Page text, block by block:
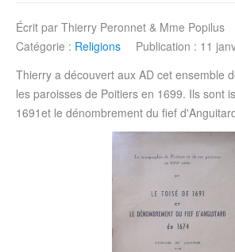
Écrit par Thierry Peronnet & Mme Popilus
Catégorie : Religions
Publication : 11
Thierry a découvert aux AD cet ensemble
les paroisses de Poitiers en 1699. Ils sont
1691et le dénombrement du fief